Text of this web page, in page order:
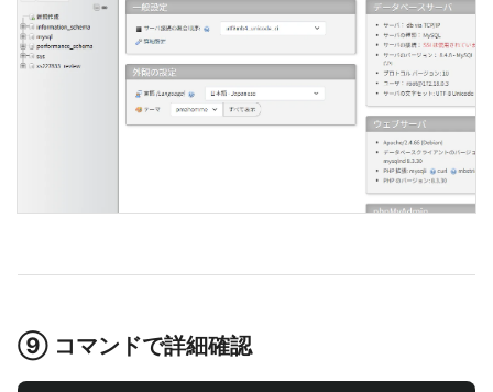
⑨ コマンドで詳細確認